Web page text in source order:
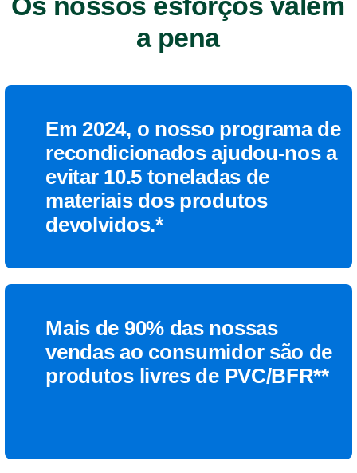
a pena
Em 2024, o nosso programa de
recondicionados ajudou-nos a
evitar 10.5 toneladas de
materiais dos produtos
devolvidos.*
Mais de 90% das nossas
vendas ao consumidor são de
produtos livres de PVC/BFR**